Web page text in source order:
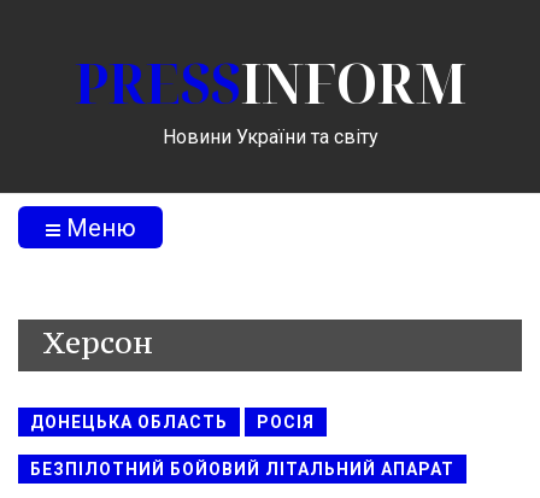
PRESSINFORM
Новини України та світу
Меню
Херсон
ДОНЕЦЬКА ОБЛАСТЬ РОСІЯ
БЕЗПІЛОТНИЙ БОЙОВИЙ ЛІТАЛЬНИЙ АПАРАТ